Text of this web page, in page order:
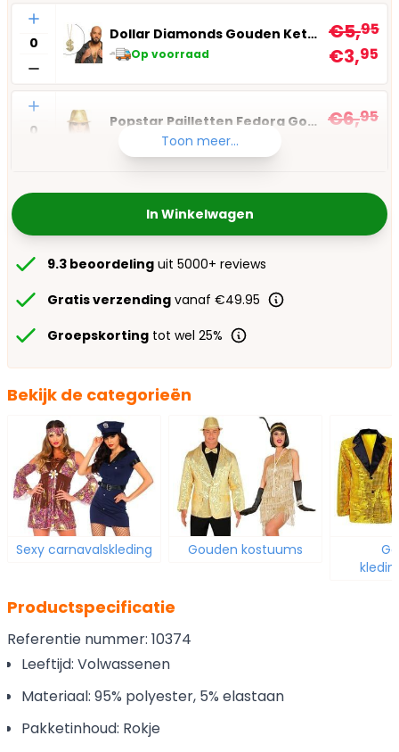
Aantal
Dollar Diamonds Gouden Ketting
Op voorraad
€5,95
€3,95
Aantal
Popstar Pailletten Fedora Goud
Op voorraad
€6,95
Toon meer...
In Winkelwagen
9.3 beoordeling uit 5000+ reviews
Gratis verzending vanaf €49.95
Groepskorting tot wel 25%
Bekijk de categorieën
Sexy carnavalskleding Gouden kostuums
Productspecificatie
Referentie nummer: 10374
Leeftijd: Volwassenen
Materiaal: 95% polyester, 5% elastaan
Pakketinhoud: Rokje